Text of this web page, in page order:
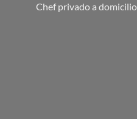
Chef privado a domicilio